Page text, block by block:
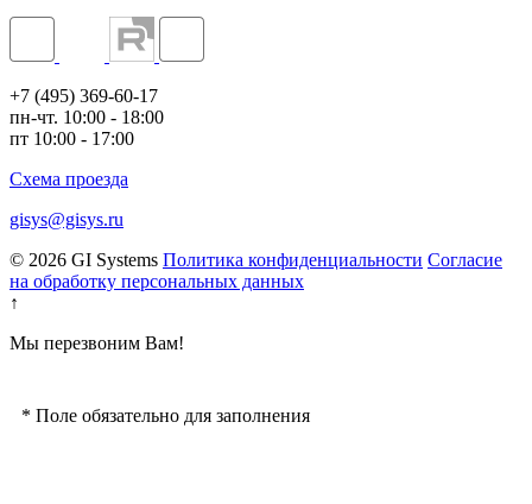
+7 (495) 369-60-17
пн-чт. 10:00 - 18:00
пт 10:00 - 17:00
Схема проезда
gisys@gisys.ru
© 2026 GI Systems Политика конфиденциальности Согласие
на обработку персональных данных
↑
Мы перезвоним Вам!
* Поле обязательно для заполнения